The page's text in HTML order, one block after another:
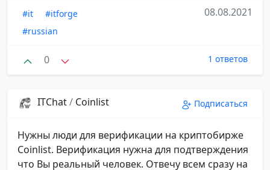
#it
#itforge
#russian
08.08.2021
0 1 ответов
ITChat/ Coinlist Подписаться
Нужны люди для верификации на криптобирже
Coinlist. Верификация нужна для подтверждения
что Вы реальный человек. Отвечу всем сразу на